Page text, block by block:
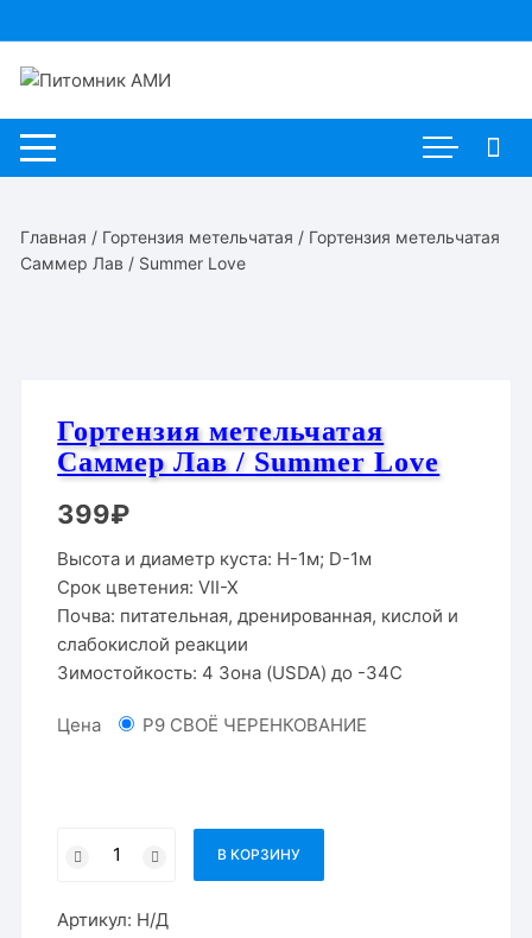
к
содержимому
Главная / Гортензия метельчатая / Гортензия метельчатая
Саммер Лав / Summer Love
Гортензия метельчатая
Саммер Лав / Summer Love
399₽
Высота и диаметр куста: Н-1м; D-1м
Срок цветения: VII-X
Почва: питательная, дренированная, кислой и
слабокислой реакции
Зимостойкость: 4 Зона (USDA) до -34С
Цена P9 СВОЁ ЧЕРЕНКОВАНИЕ
товара
метельчатая
В КОРЗИНУ
Артикул: Н/Д